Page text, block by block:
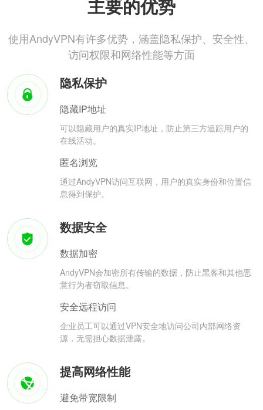
主要的优势
使用AndyVPN有许多优势，涵盖隐私保护、安全性、
访问权限和网络性能等方面
隐私保护
隐藏IP地址
可以隐藏用户的真实IP地址，防止第三方追踪用户的
在线活动。
匿名浏览
通过AndyVPN访问互联网，用户的真实身份和位置信
息得到保护。
数据安全
数据加密
AndyVPN会加密所有传输的数据，防止黑客和其他恶
意行为者窃取信息。
安全远程访问
企业员工可以通过VPN安全地访问公司内部网络资
源，无需担心数据泄露。
提高网络性能
避免带宽限制